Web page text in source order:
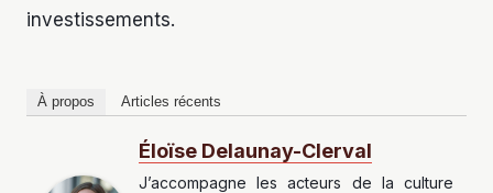
investissements.
À propos Articles récents
Éloïse Delaunay-Clerval
J’accompagne les acteurs de la culture